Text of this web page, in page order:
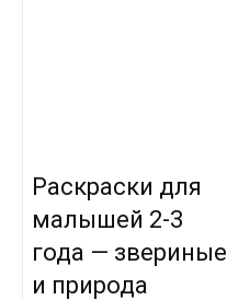
Раскраски для
малышей 2-3
года — звериные
и природа